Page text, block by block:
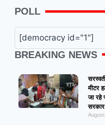
POLL
[democracy id="1"]
BREAKING NEWS
मीटर
जा रहे
सरकार